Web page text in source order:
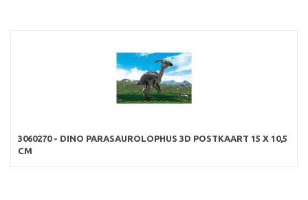
3060270 - DINO PARASAUROLOPHUS 3D POSTKAART 15 X 10,5
CM